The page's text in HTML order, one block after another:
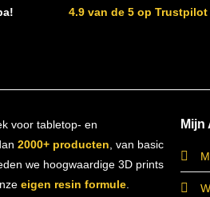
4.9 van de 5 op Trustpilot
voor tabletop- en
2000+ producten, van basic
we hoogwaardige 3D prints
eigen resin formule.
Mijn